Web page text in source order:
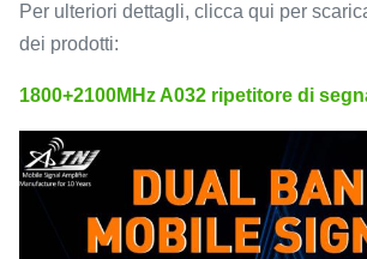
Per ulteriori dettagli, clicca qui per
dei prodotti:
1800+2100MHz A032 ripetitore di